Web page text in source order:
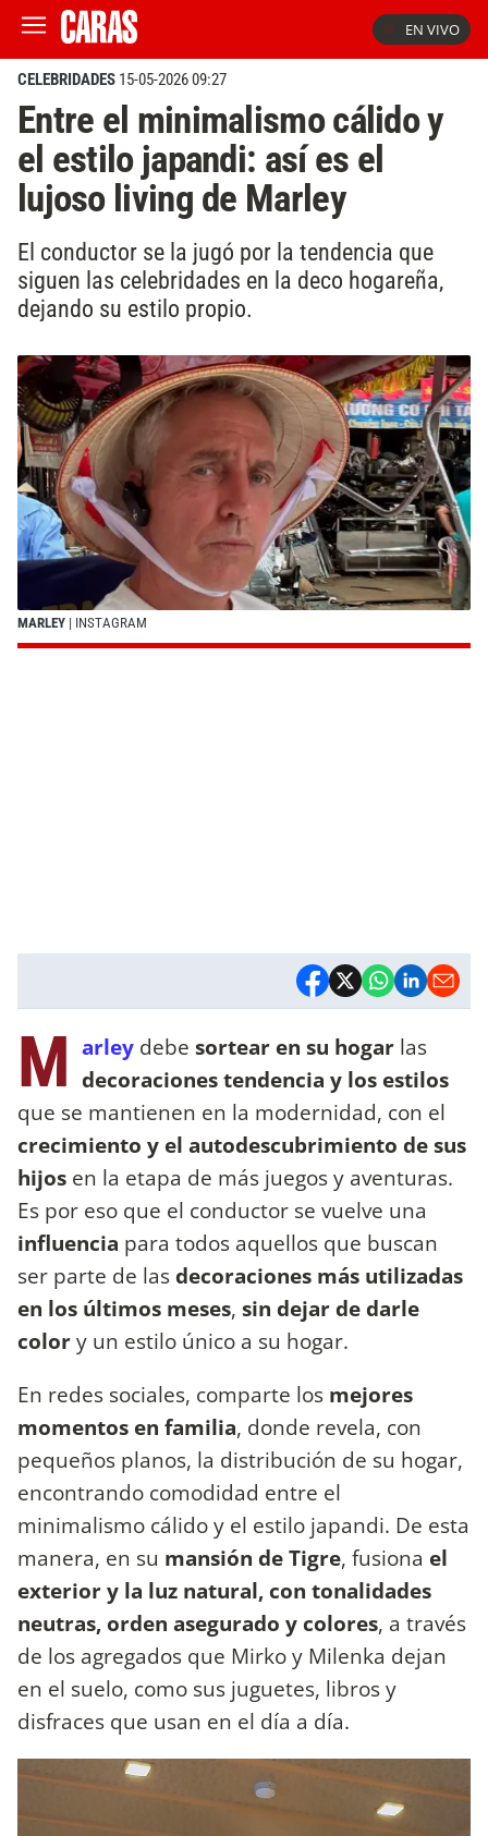
EN VIVO
CELEBRIDADES 15-05-2026 09:27
Entre el minimalismo cálido y
el estilo japandi: así es el
lujoso living de Marley
El conductor se la jugó por la tendencia que
siguen las celebridades en la deco hogareña,
dejando su estilo propio.
MARLEY | INSTAGRAM
M arley debe sortear en su hogar las
decoraciones tendencia y los estilos
que se mantienen en la modernidad, con el
crecimiento y el autodescubrimiento de sus
hijos en la etapa de más juegos y aventuras.
Es por eso que el conductor se vuelve una
influencia para todos aquellos que buscan
ser parte de lasdecoraciones más utilizadas
en los últimos meses, sin dejar de darle
colory un estilo único a su hogar.
En redes sociales, comparte los mejores
momentos en familia, donde revela, con
pequeños planos, la distribución de su hogar,
encontrando comodidad entre el
minimalismo cálido y el estilo japandi. De esta
manera, en su mansión de Tigre, fusiona el
exterior y la luz natural, con tonalidades
neutras, orden asegurado y colores, a través
de los agregados que Mirko y Milenka dejan
en el suelo, como sus juguetes, libros y
disfraces que usan en el día a día.